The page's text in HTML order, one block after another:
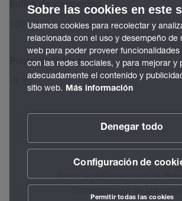
Índice de viscosidad
Punto de fluidez
-9 °C
Aviso legalProtección de
Sobre las cookies en este
Usamos cookies para recolectar y
relacionada con el uso y desempeño de
web para poder proveer
con las redes sociales, y para mejorar y
adecuadamente el contenido y
sitio web. Más información
Denegar todo
Configuración de
Permitir todas las cookies